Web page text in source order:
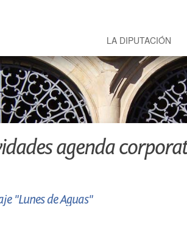
LA DIPUTACIÓN
agenda
"Lunes de Aguas"